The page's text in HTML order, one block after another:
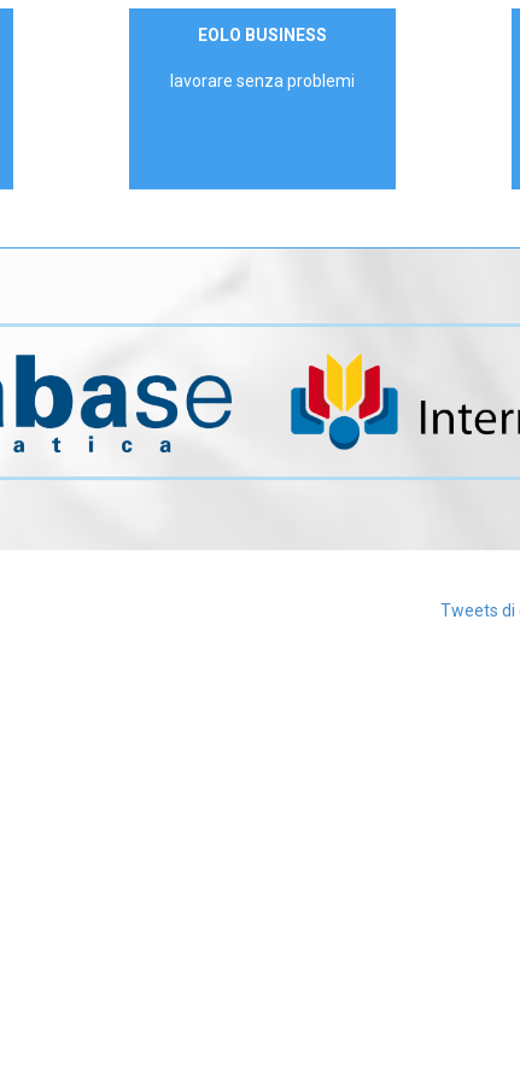
ContattaciEOLO BUSINESS
lavorare senza problemi
Tweets di